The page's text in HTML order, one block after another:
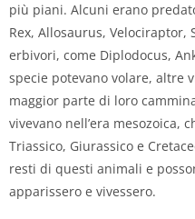
più piani. Alcuni erano
Rex, Allosaurus,
erbivori, come Diplodocus,
specie potevano volare, altre
maggior parte di loro
vivevano nell’era mesozoica,
Triassico, Giurassico e
resti di questi animali e
apparissero e vivessero.